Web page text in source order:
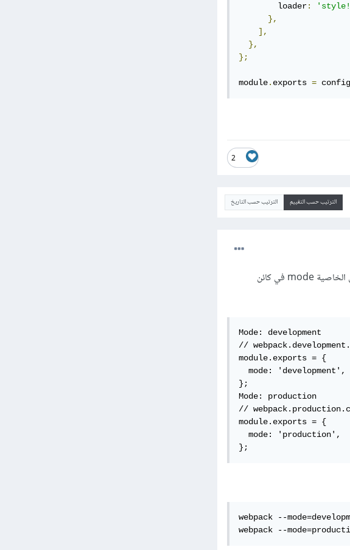
        loader
:
},
],
},
};
module. exports = config
2
الترتيب حسب التقييم الترتيب حسب التاريخ
يمكن تحديد نمط تشغيل webpack بين production و development من خلال الخاصية mode في كائن
Mode: development
//
module.exports = {
  mode: 'development',
};
Mode: production
//
module.exports = {
  mode: 'production',
};
webpack --
webpack --